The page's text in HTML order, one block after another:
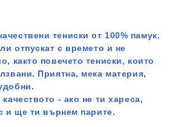
тениски от 100% памук.
отпускат с времето и не
както повечето тениски, които
Приятна, мека материя,
- ако не ти хареса,
и ще ти върнем парите.